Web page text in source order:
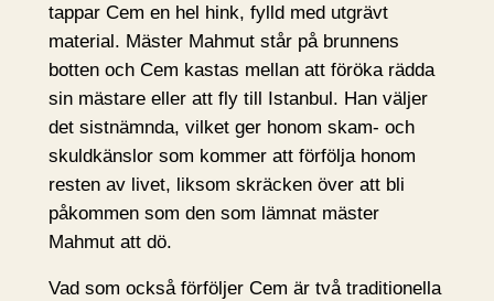
tappar Cem en hel hink, fylld med utgrävt
material. Mäster Mahmut står på brunnens
botten och Cem kastas mellan att föröka rädda
sin mästare eller att fly till Istanbul. Han väljer
det sistnämnda, vilket ger honom skam- och
skuldkänslor som kommer att förfölja honom
resten av livet, liksom skräcken över att bli
påkommen som den som lämnat mäster
Mahmut att dö.
Vad som också förföljer Cem är två traditionella